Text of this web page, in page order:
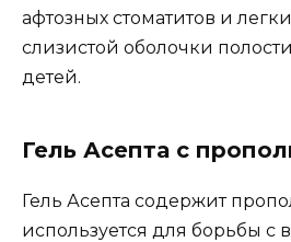
афтозных стоматитов и
слизистой оболочки
детей.
Гель Асепта с
Гель Асепта содержит
используется для борьбы с